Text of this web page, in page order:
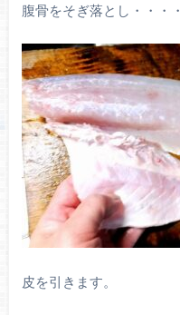
腹骨をそぎ落とし・・・・
皮を引きます。